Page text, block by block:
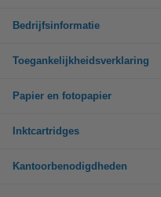
Bedrijfsinformatie
Toegankelijkheidsverklaring
Papier en fotopapier
Inktcartridges
Kantoorbenodigdheden